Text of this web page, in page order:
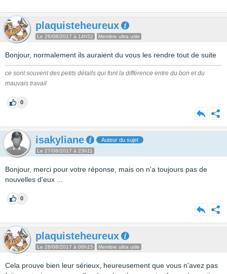
plaquisteheureux
Le 26/08/2017 à 14h52 Membre ultra utile
Bonjour, normalement ils auraient du vous les rendre tout de suite
ce sont souvent des petits détails qui font la différence entre du bon et du
mauvais travail
0
isakyliane Auteur du sujet
Le 27/08/2017 à 23h11
Bonjour, merci pour votre réponse, mais on n'a toujours pas de
nouvelles d'eux ...
0
plaquisteheureux
Le 28/08/2017 à 08h15 Membre ultra utile
Cela prouve bien leur sérieux, heureusement que vous n'avez pas